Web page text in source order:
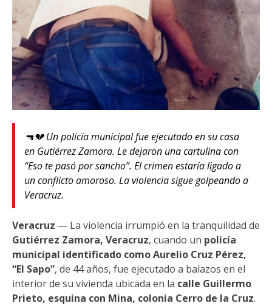
🔫💔 Un policía municipal fue ejecutado en su casa
en Gutiérrez Zamora. Le dejaron una cartulina con
“Eso te pasó por sancho”. El crimen estaría ligado a
un conflicto amoroso. La violencia sigue golpeando a
Veracruz.
Veracruz — La violencia irrumpió en la tranquilidad de
Gutiérrez Zamora, Veracruz, cuando un policía
municipal identificado como Aurelio Cruz Pérez,
“El Sapo”, de 44 años, fue ejecutado a balazos en el
interior de su vivienda ubicada en la calle Guillermo
Prieto, esquina con Mina, colonia Cerro de la Cruz.